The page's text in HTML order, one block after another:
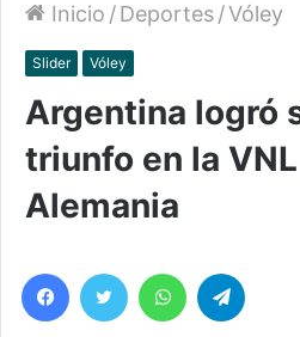
Inicio /Deportes/Vóley
Slider Vóley
Argentina logró
triunfo en la
Alemania
Facebook
Twitter WhatsApp